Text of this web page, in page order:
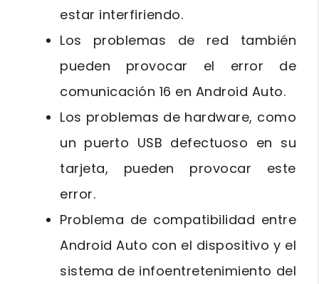
estar interfiriendo.
Los problemas de red también
pueden provocar el error de
comunicación 16 en Android Auto.
Los problemas de hardware, como
un puerto USB defectuoso en su
tarjeta, pueden provocar este
error.
Problema de compatibilidad entre
Android Auto con el dispositivo y el
sistema de infoentretenimiento del